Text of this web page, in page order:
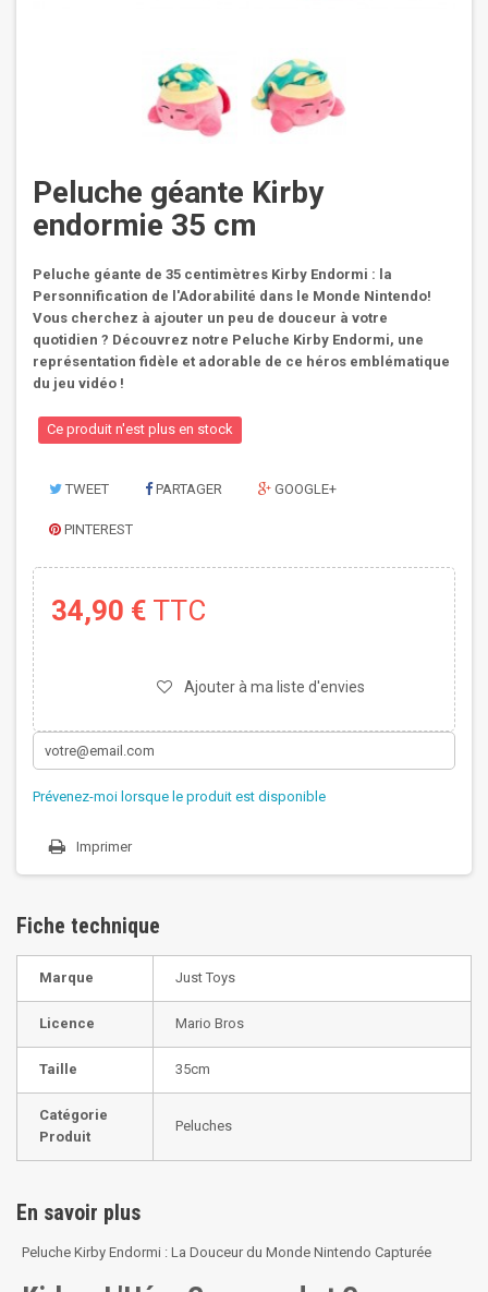
Peluche géante Kirby
endormie 35 cm
Peluche géante de 35 centimètres Kirby Endormi : la
Personnification de l'Adorabilité dans le Monde Nintendo!
Vous cherchez à ajouter un peu de douceur à votre
quotidien ? Découvrez notre Peluche Kirby Endormi, une
représentation fidèle et adorable de ce héros emblématique
du jeu vidéo !
Ce produit n'est plus en stock
TWEET PARTAGER GOOGLE+
PINTEREST
34,90 € TTC
Ajouter à ma liste d'envies
Prévenez-moi lorsque le produit est disponible
Imprimer
Fiche technique
Marque Just Toys
Licence Mario Bros
Taille 35cm
Catégorie
Produit
Peluches
En savoir plus
Peluche Kirby Endormi : La Douceur du Monde Nintendo Capturée